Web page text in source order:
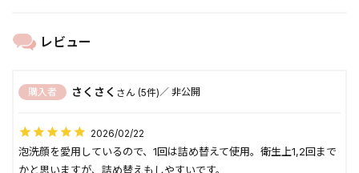
さくさく 5
購入者 非公開
2026/02/22
泡洗顔を愛用しているので、1回は詰め替えて使用。衛生上1,2回まで
かと思いますが、詰め替えもしやすいです。